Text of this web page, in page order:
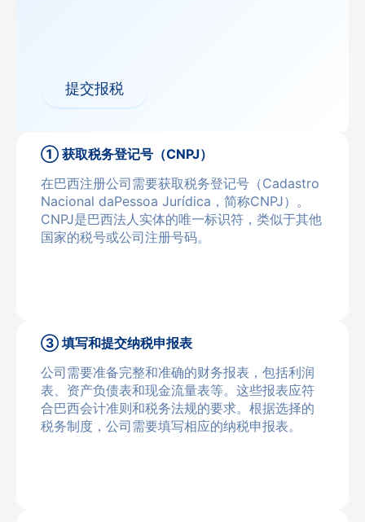
提交报税
① 获取税务登记号（CNPJ）
在巴西注册公司需要获取税务登记号（Cadastro
Nacional daPessoa Jurídica，简称CNPJ）。
CNPJ是巴西法人实体的唯一标识符，类似于其他
国家的税号或公司注册号码。
③ 填写和提交纳税申报表
公司需要准备完整和准确的财务报表，包括利润
表、资产负债表和现金流量表等。这些报表应符
合巴西会计准则和税务法规的要求。根据选择的
税务制度，公司需要填写相应的纳税申报表。